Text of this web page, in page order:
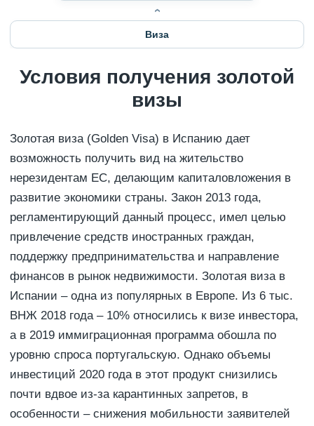
Виза
Условия получения золотой
визы
Золотая виза (Golden Visa) в Испанию дает
возможность получить вид на жительство
нерезидентам ЕС, делающим капиталовложения в
развитие экономики страны. Закон 2013 года,
регламентирующий данный процесс, имел целью
привлечение средств иностранных граждан,
поддержку предпринимательства и направление
финансов в рынок недвижимости. Золотая виза в
Испании – одна из популярных в Европе. Из 6 тыс.
ВНЖ 2018 года – 10% относились к визе инвестора,
а в 2019 иммиграционная программа обошла по
уровню спроса португальскую. Однако объемы
инвестиций 2020 года в этот продукт снизились
почти вдвое из-за карантинных запретов, в
особенности – снижения мобильности заявителей